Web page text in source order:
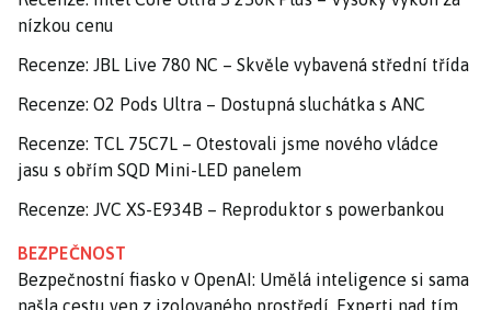
nízkou cenu
Recenze: JBL Live 780 NC – Skvěle vybavená střední třída
Recenze: O2 Pods Ultra – Dostupná sluchátka s ANC
Recenze: TCL 75C7L – Otestovali jsme nového vládce
jasu s obřím SQD Mini-LED panelem
Recenze: JVC XS-E934B – Reproduktor s powerbankou
BEZPEČNOST
Bezpečnostní fiasko v OpenAI: Umělá inteligence si sama
našla cestu ven z izolovaného prostředí. Experti nad tím